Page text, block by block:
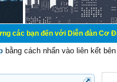
đến với Diễn đàn Cơ Điện - Diễn
bằng cách nhấn vào liên kết